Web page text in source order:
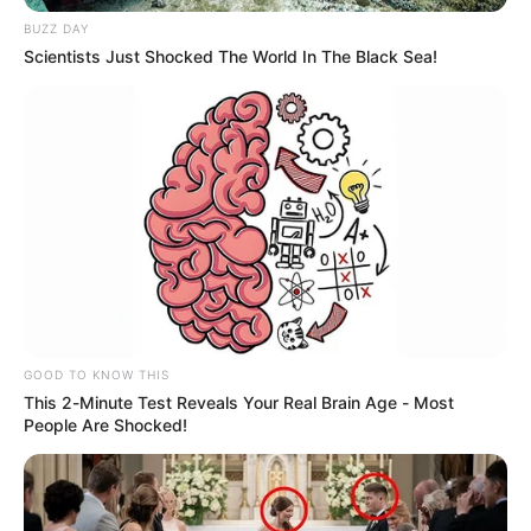
Catatumbo
BUZZ DAY
Scientists Just Shocked The World In The Black Sea!
GOOD TO KNOW THIS
This 2-Minute Test Reveals Your Real Brain Age - Most
People Are Shocked!